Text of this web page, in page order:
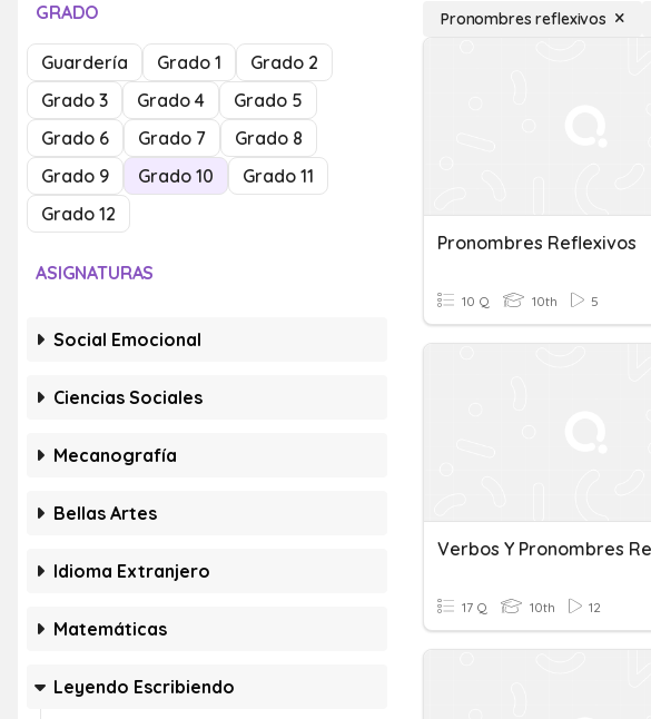
GRADO
Guardería Grado 1
Grado 2
Grado 3
Grado 4
Grado 5
Grado 6
Grado 7
Grado 8
Grado 9
Grado 10
Grado 11
Grado 12
ASIGNATURAS
Social Emocional
Ciencias Sociales
Mecanografía
Bellas Artes
Idioma Extranjero
Matemáticas
Leyendo Escribiendo
Pronombres reflexivos
Pronombres Reflexivos
10 Q 10th 5
17 Q 10th 12